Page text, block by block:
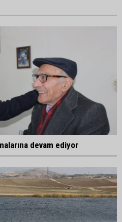
devam ediyor